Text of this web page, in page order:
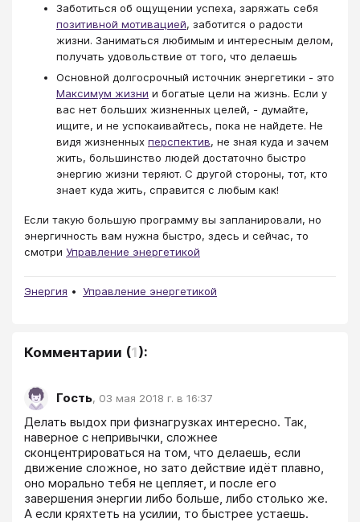
Заботиться об ощущении успеха, заряжать себя
позитивной мотивацией, заботится о радости
жизни. Заниматься любимым и интересным делом,
получать удовольствие от того, что делаешь
Основной долгосрочный источник энергетики - это
Максимум жизни и богатые цели на жизнь. Если у
вас нет больших жизненных целей, - думайте,
ищите, и не успокаивайтесь, пока не найдете. Не
видя жизненных перспектив, не зная куда и зачем
жить, большинство людей достаточно быстро
энергию жизни теряют. С другой стороны, тот, кто
знает куда жить, справится с любым как!
Если такую большую программу вы запланировали, но
энергичность вам нужна быстро, здесь и сейчас, то
смотри Управление энергетикой
Энергия Управление энергетикой
Комментарии (1):
Гость, 03 мая 2018 г. в 16:37
Делать выдох при физнагрузках интересно. Так,
наверное с непривычки, сложнее
сконцентрироваться на том, что делаешь, если
движение сложное, но зато действие идёт плавно,
оно морально тебя не цепляет, и после его
завершения энергии либо больше, либо столько же.
А если кряхтеть на усилии, то быстрее устаешь.